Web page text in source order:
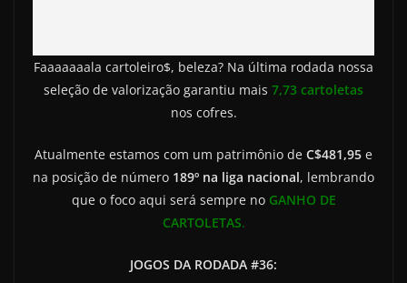
Faaaaaaala cartoleiro$, beleza? Na última rodada nossa
seleção de valorização garantiu mais 7,73 cartoletas
nos cofres.
Atualmente estamos com um patrimônio de C$481,95 e
na posição de número 189º na liga nacional, lembrando
que o foco aqui será sempre no GANHO DE
CARTOLETAS.
JOGOS DA RODADA #36: